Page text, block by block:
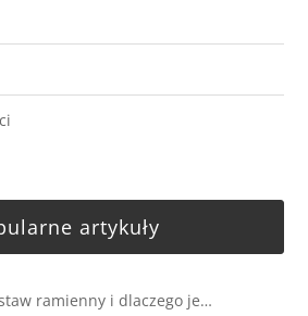
artykuły
ramienny i dlaczego je…